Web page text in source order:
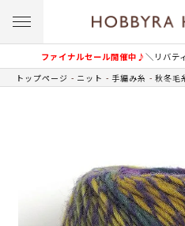
ファイナルセール開催中♪＼リバテ
トップページ ニット 手編み糸 秋冬毛